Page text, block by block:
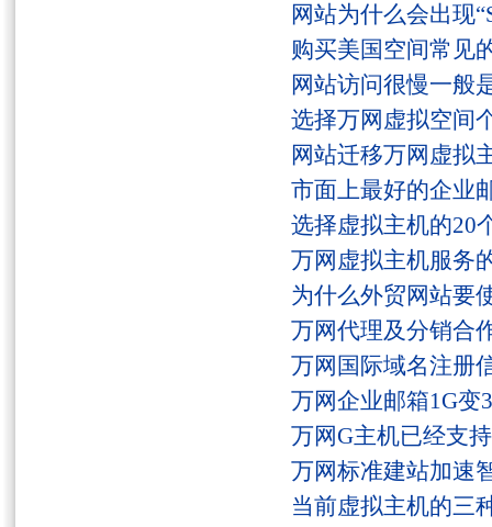
网站为什么会出现
购买美国空间常见
网站访问很慢一般
选择万网虚拟空间
网站迁移万网虚拟
市面上最好的企业
选择虚拟主机的20
万网虚拟主机服务
为什么外贸网站要
万网代理及分销合
万网国际域名注册
万网企业邮箱1G变
万网G主机已经支
万网标准建站加速
当前虚拟主机的三